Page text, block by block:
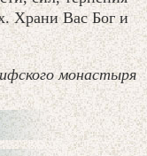
Храни Вас Бог и
монастыря